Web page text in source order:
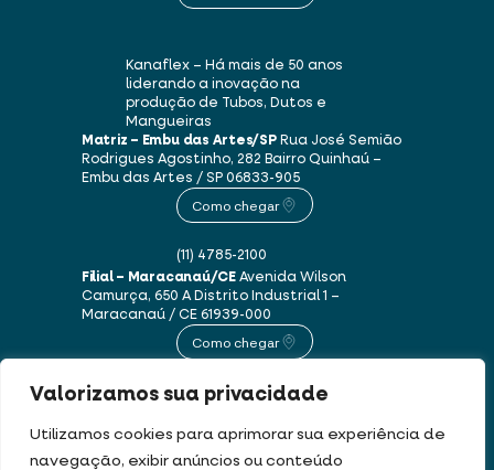
Valorizamos sua privacidade
Utilizamos cookies para aprimorar sua experiência de
navegação, exibir anúncios ou conteúdo
Kanaflex – Há mais de 50 anos
liderando a inovação na
produção de Tubos, Dutos e
Mangueiras
Matriz – Embu das Artes/SPRua José Semião
Rodrigues Agostinho, 282 Bairro Quinhaú –
Embu das Artes / SP06833-905
Como chegar
(11) 4785-2100
Filial – Maracanaú/CEAvenida Wilson
Camurça, 650 ADistrito Industrial 1 –
Maracanaú / CE61939-000
Como chegar
(85) 3250-1235